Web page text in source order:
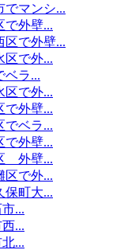
でマンシ...
で外壁...
区で外壁...
区で外...
ベラ...
区で外...
で外壁...
でベラ...
で外壁...
外壁...
区で外...
保町大...
...
...
...